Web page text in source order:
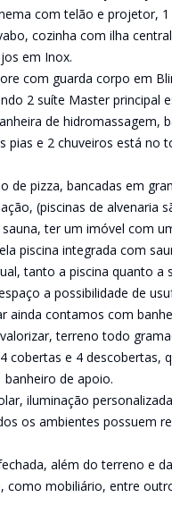
com telão e projetor,
cozinha com ilha
em Inox.
com guarda corpo em
2 suíte Master principal
de hidromassagem,
pias e 2 chuveiros está no
de pizza, bancadas em
(piscinas de alvenaria
ter um imóvel com
piscina integrada com
tanto a piscina quanto a
a possibilidade de
ainda contamos com
terreno todo
cobertas e 4 descobertas,
de apoio.
iluminação
os ambientes possuem
além do terreno e
como mobiliário, entre